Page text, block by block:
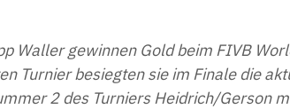
Waller gewinnen Gold beim FIVB
Turnier besiegten sie im Finale die
2 des Turniers Heidrich/Gerson